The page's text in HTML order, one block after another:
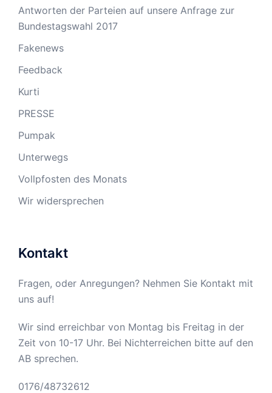
Antworten der Parteien auf unsere Anfrage zur
Bundestagswahl 2017
Fakenews
Feedback
Kurti
PRESSE
Pumpak
Unterwegs
Vollpfosten des Monats
Wir widersprechen
Kontakt
Fragen, oder Anregungen? Nehmen Sie Kontakt mit
uns auf!
Wir sind erreichbar von Montag bis Freitag in der
Zeit von 10-17 Uhr. Bei Nichterreichen bitte auf den
AB sprechen.
0176/48732612